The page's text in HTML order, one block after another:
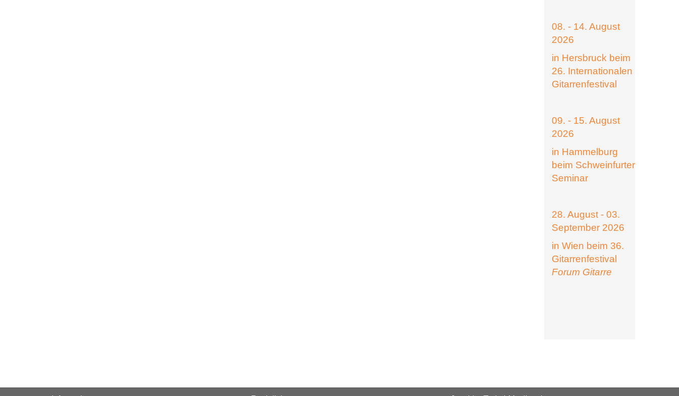
08. - 14. August
2026
in Hersbruck beim
26. Internationalen
Gitarrenfestival
09. - 15. August
2026
in Hammelburg
beim Schweinfurter
Seminar
28. August - 03.
September 2026
in Wien beim 36.
Gitarrenfestival
Forum Gitarre